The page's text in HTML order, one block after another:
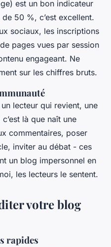
est un bon indicateur
50 %, c’est excellent.
sociaux, les inscriptions
pages vues par session
engageant. Ne
sur les chiffres bruts.
lecteur qui revient, une
là que naît une
commentaires, poser
inviter au débat - ces
un blog impersonnel en
les lecteurs le sentent.
votre blog
rapides